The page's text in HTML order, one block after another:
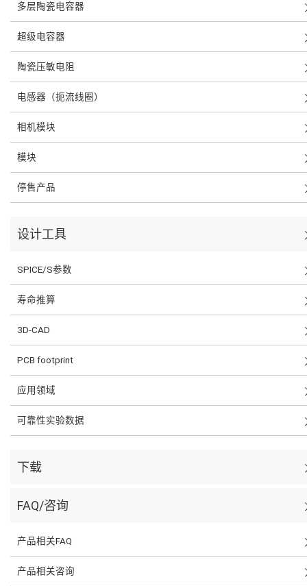
多层陶瓷电容器
超级电容器
陶瓷压敏电阻
电感器（扼流线圈）
相机模块
模块
停售产品
设计工具
SPICE/S参数
寿命推算
3D-CAD
PCB footprint
应用领域
可靠性实验数据
下载
FAQ/咨询
产品相关FAQ
产品相关咨询